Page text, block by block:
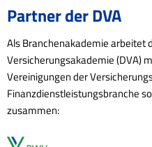
Partner der DVA
Als Branchenakademie arbeitet
Versicherungsakademie (DVA)
Vereinigungen der
Finanzdienstleistungsbranche
zusammen: